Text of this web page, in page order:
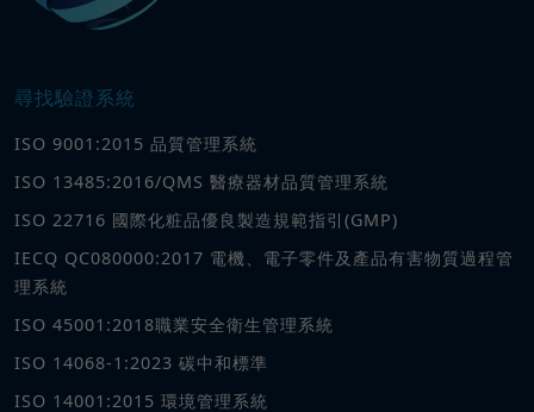
尋找驗證系統
ISO 9001:2015 品質管理系統
ISO 13485:2016/QMS 醫療器材品質管理系統
ISO 22716 國際化粧品優良製造規範指引(GMP)
IECQ QC080000:2017 電機、電子零件及產品有害物質過程管
理系統
ISO 45001:2018職業安全衛生管理系統
ISO 14068-1:2023 碳中和標準
ISO 14001:2015 環境管理系統